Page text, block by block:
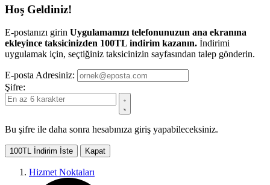
Hoş Geldiniz!
E-postanızı girin Uygulamamızı telefonunuzun ana ekranına
ekleyince taksicinizden 100TL indirim kazanın. İndirimi
uygulamak için, seçtiğiniz taksicinizin sayfasından talep gönderin.
E-posta Adresiniz:
Şifre:
Bu şifre ile daha sonra hesabınıza giriş yapabileceksiniz.
100TL İndirim İste Kapat
Hizmet Noktaları